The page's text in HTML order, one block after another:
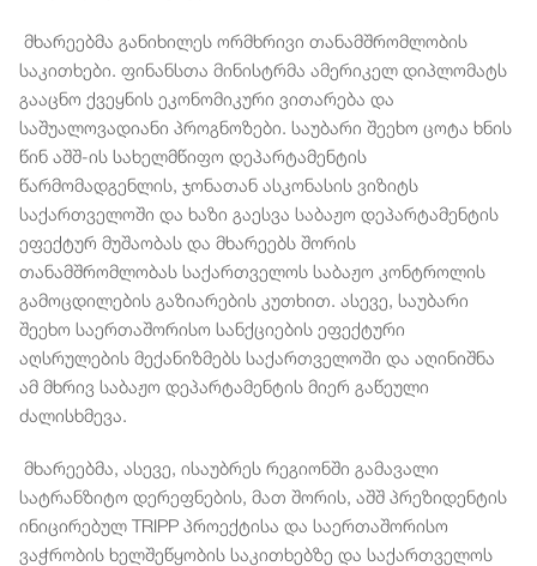
მხარეებმა განიხილეს ორმხრივი თანამშრომლობის
საკითხები. ფინანსთა მინისტრმა ამერიკელ დიპლომატს
გააცნო ქვეყნის ეკონომიკური ვითარება და
საშუალოვადიანი პროგნოზები. საუბარი შეეხო ცოტა ხნის
წინ აშშ-ის სახელმწიფო დეპარტამენტის
წარმომადგენლის, ჯონათან ასკონასის ვიზიტს
საქართველოში და ხაზი გაესვა საბაჟო დეპარტამენტის
ეფექტურ მუშაობას და მხარეებს შორის
თანამშრომლობას საქართველოს საბაჟო კონტროლის
გამოცდილების გაზიარების კუთხით. ასევე, საუბარი
შეეხო საერთაშორისო სანქციების ეფექტური
აღსრულების მექანიზმებს საქართველოში და აღინიშნა
ამ მხრივ საბაჟო დეპარტამენტის მიერ გაწეული
ძალისხმევა.
მხარეებმა, ასევე, ისაუბრეს რეგიონში გამავალი
სატრანზიტო დერეფნების, მათ შორის, აშშ პრეზიდენტის
ინიცირებულ TRIPP პროექტისა და საერთაშორისო
ვაჭრობის ხელშეწყობის საკითხებზე და საქართველოს